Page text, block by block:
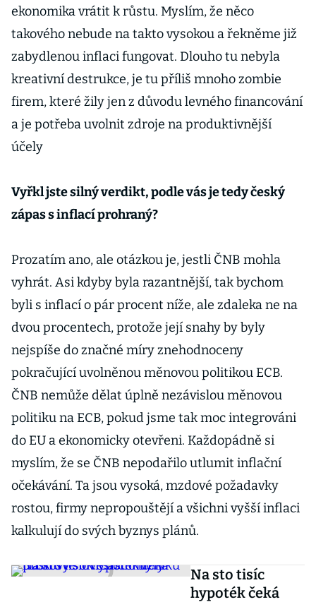
ekonomika vrátit k růstu. Myslím, že něco
takového nebude na takto vysokou a řekněme již
zabydlenou inflaci fungovat. Dlouho tu nebyla
kreativní destrukce, je tu příliš mnoho zombie
firem, které žily jen z důvodu levného financování
a je potřeba uvolnit zdroje na produktivnější
účely
Vyřkl jste silný verdikt, podle vás je tedy český
zápas s inflací prohraný?
Prozatím ano, ale otázkou je, jestli ČNB mohla
vyhrát. Asi kdyby byla razantnější, tak bychom
byli s inflací o pár procent níže, ale zdaleka ne na
dvou procentech, protože její snahy by byly
nejspíše do značné míry znehodnoceny
pokračující uvolněnou měnovou politikou ECB.
ČNB nemůže dělat úplně nezávislou měnovou
politiku na ECB, pokud jsme tak moc integrováni
do EU a ekonomicky otevřeni. Každopádně si
myslím, že se ČNB nepodařilo utlumit inflační
očekávání. Ta jsou vysoká, mzdové požadavky
rostou, firmy nepropouštějí a všichni vyšší inflaci
kalkulují do svých byznys plánů.
Na sto tisíc
hypoték čeká